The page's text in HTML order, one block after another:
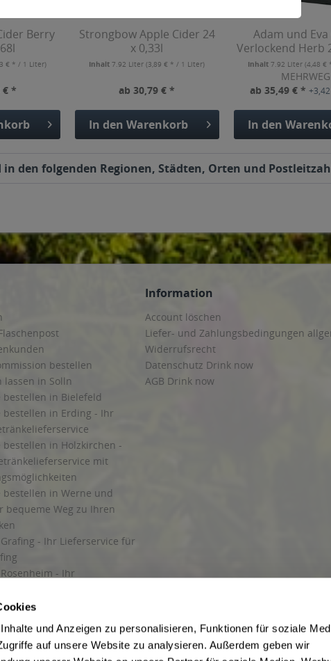
und Anzeigen zu personalisieren, Funktionen für soziale
auf unsere Website zu analysieren. Außerdem geben wir
Berry
€ * / 1 Liter)
€ *
Strongbow Apple Cider 24
x 0,33l
Inhalt7.92 Liter(3,89 € * / 1 Liter)
ab 30,79 € *
In den Warenkorb
Adam und Eva
Verlockend Herb
Inhalt7.92 Liter(4,48 €
MEHRWEG
ab 35,49 € *
In den
den folgenden Regionen, Städten, Orten und
bestellen
lassen in Solln
bestellen in Bielefeld
bestellen in Erding - Ihr
bestellen in Holzkirchen -
mit
bestellen in Werne und
bequeme Weg zu Ihren
- Ihr Lieferservice für
- Ihr
Getränke
Information
Account löschen
Liefer- und Zahlungsbedingungen
Widerrufsrecht
Datenschutz Drink now
AGB Drink now